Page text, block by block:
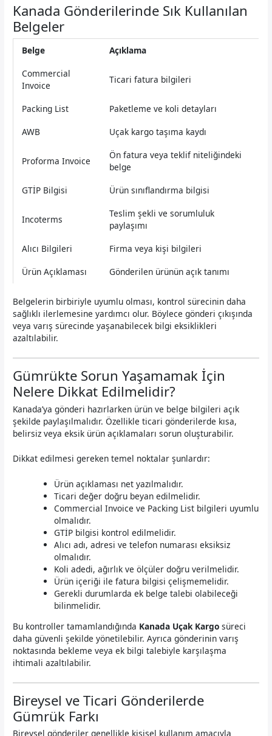
Kanada Gönderilerinde Sık Kullanılan
Belgeler
Belge
Açıklama
Commercial
Invoice
Ticari fatura bilgileri
Packing List
Paketleme ve koli detayları
AWB
Uçak kargo taşıma kaydı
Proforma Invoice
Ön fatura veya teklif niteliğindeki
belge
GTİP Bilgisi
Ürün sınıflandırma bilgisi
Incoterms
Teslim şekli ve sorumluluk
paylaşımı
Alıcı Bilgileri
Firma veya kişi bilgileri
Ürün Açıklaması
Gönderilen ürünün açık tanımı
Belgelerin birbiriyle uyumlu olması, kontrol sürecinin daha
sağlıklı ilerlemesine yardımcı olur. Böylece gönderi çıkışında
veya varış sürecinde yaşanabilecek bilgi eksiklikleri
azaltılabilir.
Gümrükte Sorun Yaşamamak İçin
Nelere Dikkat Edilmelidir?
Kanada’ya gönderi hazırlarken ürün ve belge bilgileri açık
şekilde paylaşılmalıdır. Özellikle ticari gönderilerde kısa,
belirsiz veya eksik ürün açıklamaları sorun oluşturabilir.
Dikkat edilmesi gereken temel noktalar şunlardır:
Ürün açıklaması net yazılmalıdır.
Ticari değer doğru beyan edilmelidir.
Commercial Invoice ve Packing List bilgileri uyumlu
olmalıdır.
GTİP bilgisi kontrol edilmelidir.
Alıcı adı, adresi ve telefon numarası eksiksiz
olmalıdır.
Koli adedi, ağırlık ve ölçüler doğru verilmelidir.
Ürün içeriği ile fatura bilgisi çelişmemelidir.
Gerekli durumlarda ek belge talebi olabileceği
bilinmelidir.
Bu kontroller tamamlandığında Kanada Uçak Kargo süreci
daha güvenli şekilde yönetilebilir. Ayrıca gönderinin varış
noktasında bekleme veya ek bilgi talebiyle karşılaşma
ihtimali azaltılabilir.
Bireysel ve Ticari Gönderilerde
Gümrük Farkı
Bireysel gönderiler genellikle kişisel kullanım amacıyla